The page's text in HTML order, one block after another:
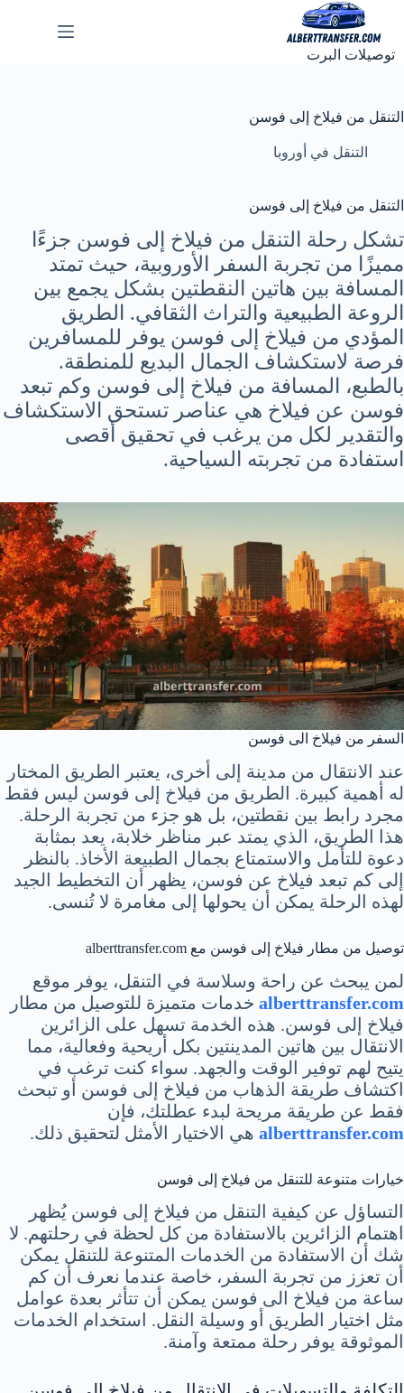
المحتوى
توصيلات البرت
التنقل من فيلاخ إلى فوسن
التنقل في أوروبا
التنقل من فيلاخ إلى فوسن
تشكل رحلة التنقل من فيلاخ إلى فوسن جزءًا
مميزًا من تجربة السفر الأوروبية، حيث تمتد
المسافة بين هاتين النقطتين بشكل يجمع بين
الروعة الطبيعية والتراث الثقافي. الطريق
المؤدي من فيلاخ إلى فوسن يوفر للمسافرين
فرصة لاستكشاف الجمال البديع للمنطقة.
بالطبع، المسافة من فيلاخ إلى فوسن وكم تبعد
فوسن عن فيلاخ هي عناصر تستحق الاستكشاف
والتقدير لكل من يرغب في تحقيق أقصى
استفادة من تجربته السياحية.
السفر من فيلاخ الى فوسن
عند الانتقال من مدينة إلى أخرى، يعتبر الطريق المختار
له أهمية كبيرة. الطريق من فيلاخ إلى فوسن ليس فقط
مجرد رابط بين نقطتين، بل هو جزء من تجربة الرحلة.
هذا الطريق، الذي يمتد عبر مناظر خلابة، يعد بمثابة
دعوة للتأمل والاستمتاع بجمال الطبيعة الأخاذ. بالنظر
إلى كم تبعد فيلاخ عن فوسن، يظهر أن التخطيط الجيد
لهذه الرحلة يمكن أن يحولها إلى مغامرة لا تُنسى.
توصيل من مطار فيلاخ إلى فوسن مع alberttransfer.com
لمن يبحث عن راحة وسلاسة في التنقل، يوفر موقع
alberttransfer.com خدمات متميزة للتوصيل من مطار
فيلاخ إلى فوسن. هذه الخدمة تسهل على الزائرين
الانتقال بين هاتين المدينتين بكل أريحية وفعالية، مما
يتيح لهم توفير الوقت والجهد. سواء كنت ترغب في
اكتشاف طريقة الذهاب من فيلاخ إلى فوسن أو تبحث
فقط عن طريقة مريحة لبدء عطلتك، فإن
alberttransfer.com هي الاختيار الأمثل لتحقيق ذلك.
خيارات متنوعة للتنقل من فيلاخ إلى فوسن
التساؤل عن كيفية التنقل من فيلاخ إلى فوسن يُظهر
اهتمام الزائرين بالاستفادة من كل لحظة في رحلتهم. لا
شك أن الاستفادة من الخدمات المتنوعة للتنقل يمكن
أن تعزز من تجربة السفر، خاصة عندما نعرف أن كم
ساعة من فيلاخ الى فوسن يمكن أن تتأثر بعدة عوامل
مثل اختيار الطريق أو وسيلة النقل. استخدام الخدمات
الموثوقة يوفر رحلة ممتعة وآمنة.